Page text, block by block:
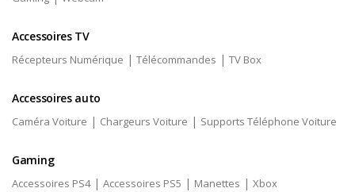
Accessoires TV
Récepteurs Numérique | Télécommandes | TV Box
Accessoires auto
Caméra Voiture | Chargeurs Voiture | Supports Téléphone Voiture
Gaming
Accessoires PS4| Accessoires PS5 | Manettes | Xbox